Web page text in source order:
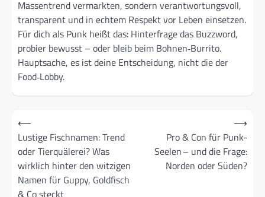
Massen­trend vermarkten, sondern verantwortungs­voll,
transparent und in echtem Respekt vor Leben einsetzen.
Für dich als Punk heißt das: Hinterfrage das Buzzword,
probier bewusst – oder bleib beim Bohnen‑Burrito.
Hauptsache, es ist deine Entscheidung, nicht die der
Food‑Lobby.
Beitragsnavigation
⟵
Lustige Fischnamen: Trend
oder Tierquälerei? Was
wirklich hinter den witzigen
Namen für Guppy, Goldfisch
& Co steckt
Pro & Con für Punk-
Seelen – und die Frage:
Norden oder Süden?
⟶